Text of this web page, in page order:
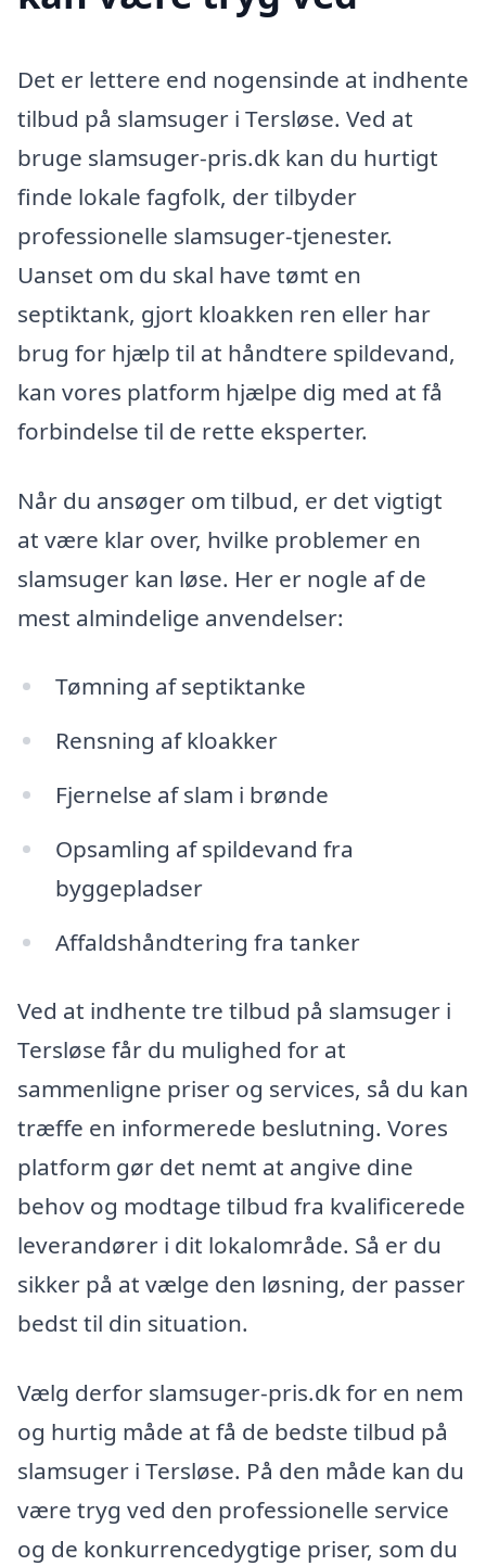
Det er lettere end nogensinde at indhente
tilbud på slamsuger i Tersløse. Ved at
bruge slamsuger-pris.dk kan du hurtigt
finde lokale fagfolk, der tilbyder
professionelle slamsuger-tjenester.
Uanset om du skal have tømt en
septiktank, gjort kloakken ren eller har
brug for hjælp til at håndtere spildevand,
kan vores platform hjælpe dig med at få
forbindelse til de rette eksperter.
Når du ansøger om tilbud, er det vigtigt
at være klar over, hvilke problemer en
slamsuger kan løse. Her er nogle af de
mest almindelige anvendelser:
Tømning af septiktanke
Rensning af kloakker
Fjernelse af slam i brønde
Opsamling af spildevand fra
byggepladser
Affaldshåndtering fra tanker
Ved at indhente tre tilbud på slamsuger i
Tersløse får du mulighed for at
sammenligne priser og services, så du kan
træffe en informerede beslutning. Vores
platform gør det nemt at angive dine
behov og modtage tilbud fra kvalificerede
leverandører i dit lokalområde. Så er du
sikker på at vælge den løsning, der passer
bedst til din situation.
Vælg derfor slamsuger-pris.dk for en nem
og hurtig måde at få de bedste tilbud på
slamsuger i Tersløse. På den måde kan du
være tryg ved den professionelle service
og de konkurrencedygtige priser, som du